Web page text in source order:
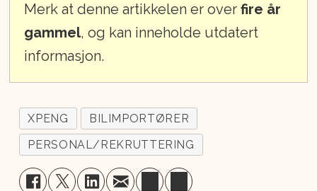
Merk at denne artikkelen er overfire år
gammel, og kan inneholde utdatert
informasjon.
XPENG
BILIMPORTØRER
PERSONAL/REKRUTTERING